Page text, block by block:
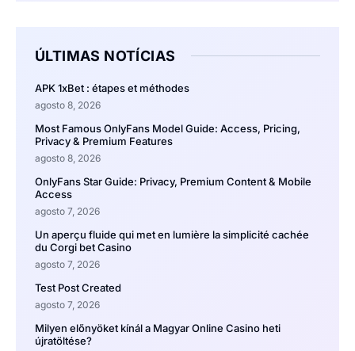
ÚLTIMAS NOTÍCIAS
APK 1xBet : étapes et méthodes
agosto 8, 2026
Most Famous OnlyFans Model Guide: Access, Pricing,
Privacy & Premium Features
agosto 8, 2026
OnlyFans Star Guide: Privacy, Premium Content & Mobile
Access
agosto 7, 2026
Un aperçu fluide qui met en lumière la simplicité cachée
du Corgi bet Casino
agosto 7, 2026
Test Post Created
agosto 7, 2026
Milyen előnyöket kínál a Magyar Online Casino heti
újratöltése?